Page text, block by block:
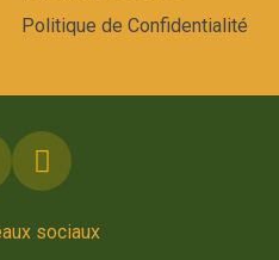
Politique de Confidentialité
sociaux